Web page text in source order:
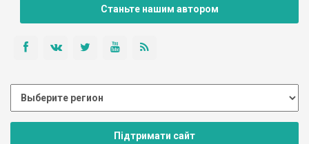
Станьте нашим автором
Підтримати сайт